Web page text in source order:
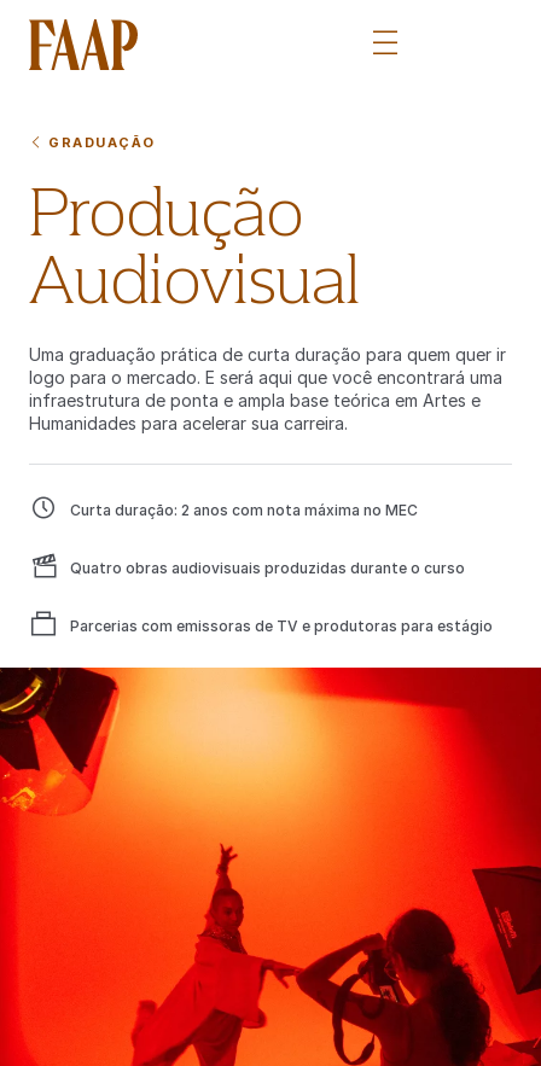
GRADUAÇÃO
Produção
Audiovisual
Uma graduação prática de curta duração para quem quer ir
logo para o mercado. E será aqui que você encontrará uma
infraestrutura de ponta e ampla base teórica em Artes e
Humanidades para acelerar sua carreira.
Curta duração: 2 anos com nota máxima no MEC
Quatro obras audiovisuais produzidas durante o curso
Parcerias com emissoras de TV e produtoras para estágio